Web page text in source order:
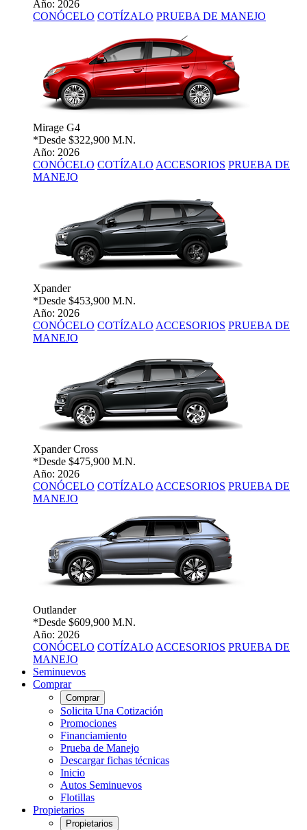
Año: 2026
CONÓCELO COTÍZALO PRUEBA DE MANEJO
Mirage G4
*Desde $322,900 M.N.
Año: 2026
CONÓCELO COTÍZALO ACCESORIOS PRUEBA DE
MANEJO
Xpander
*Desde $453,900 M.N.
Año: 2026
CONÓCELO COTÍZALO ACCESORIOS PRUEBA DE
MANEJO
Xpander Cross
*Desde $475,900 M.N.
Año: 2026
CONÓCELO COTÍZALO ACCESORIOS PRUEBA DE
MANEJO
Outlander
*Desde $609,900 M.N.
Año: 2026
CONÓCELO COTÍZALO ACCESORIOS PRUEBA DE
MANEJO
Seminuevos
Comprar
Comprar
Solicita Una Cotización
Promociones
Financiamiento
Prueba de Manejo
Descargar fichas técnicas
Inicio
Autos Seminuevos
Flotillas
Propietarios
Propietarios